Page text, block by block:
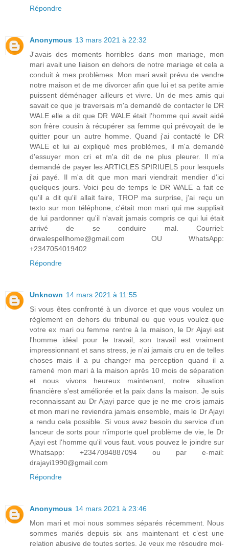
Répondre
Anonymous 13 mars 2021 à 22:32
J'avais des moments horribles dans mon mariage, mon
mari avait une liaison en dehors de notre mariage et cela a
conduit à mes problèmes. Mon mari avait prévu de vendre
notre maison et de me divorcer afin que lui et sa petite amie
puissent déménager ailleurs et vivre. Un de mes amis qui
savait ce que je traversais m'a demandé de contacter le DR
WALE elle a dit que DR WALE était l'homme qui avait aidé
son frère cousin à récupérer sa femme qui prévoyait de le
quitter pour un autre homme. Quand j'ai contacté le DR
WALE et lui ai expliqué mes problèmes, il m'a demandé
d'essuyer mon cri et m'a dit de ne plus pleurer. Il m'a
demandé de payer les ARTICLES SPIRIUELS pour lesquels
j'ai payé. Il m'a dit que mon mari viendrait mendier d'ici
quelques jours. Voici peu de temps le DR WALE a fait ce
qu'il a dit qu'il allait faire, TROP ma surprise, j'ai reçu un
texto sur mon téléphone, c'était mon mari qui me suppliait
de lui pardonner qu'il n'avait jamais compris ce qui lui était
arrivé de se conduire mal. Courriel:
drwalespellhome@gmail.com OU WhatsApp:
+2347054019402
Répondre
Unknown 14 mars 2021 à 11:55
Si vous êtes confronté à un divorce et que vous voulez un
règlement en dehors du tribunal ou que vous voulez que
votre ex mari ou femme rentre à la maison, le Dr Ajayi est
l'homme idéal pour le travail, son travail est vraiment
impressionnant et sans stress, je n'ai jamais cru en de telles
choses mais il a pu changer ma perception quand il a
ramené mon mari à la maison après 10 mois de séparation
et nous vivons heureux maintenant, notre situation
financière s'est améliorée et la paix dans la maison. Je suis
reconnaissant au Dr Ajayi parce que je ne me crois jamais
et mon mari ne reviendra jamais ensemble, mais le Dr Ajayi
a rendu cela possible. Si vous avez besoin du service d'un
lanceur de sorts pour n'importe quel problème de vie, le Dr
Ajayi est l'homme qu'il vous faut. vous pouvez le joindre sur
Whatsapp: +2347084887094 ou par e-mail:
drajayi1990@gmail.com
Répondre
Anonymous 14 mars 2021 à 23:46
Mon mari et moi nous sommes séparés récemment. Nous
sommes mariés depuis six ans maintenant et c’est une
relation abusive de toutes sortes. Je veux me résoudre moi-